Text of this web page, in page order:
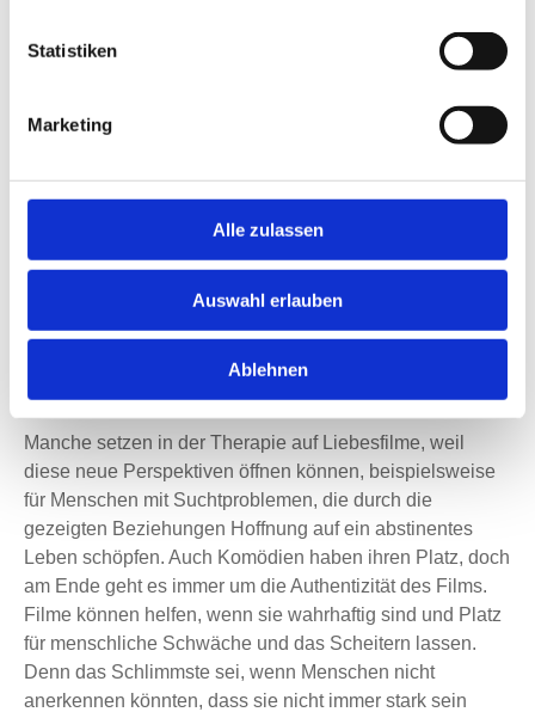
Statistiken
Marketing
Alle zulassen
Auswahl erlauben
Ablehnen
Leid, Liebe und Lachen: Filme als
Weg zur Selbstfindung
In der Psychosomatik hat die Cinetherapie als
an Bedeutung gewonnen.
bringt, sondern oft das Eintauchen in Geschichten, die
uns unsere eigenen Schwächen und Nöte vor Augen
führen. Gerade Filme, die sich mit Leidzuständen
spielen dabei fast immer eine Rolle, und indem wir diese
Gefühle auf der Leinwand erleben, können wir lernen, sie
anzunehmen und mit ihnen umzugehen.
Manche setzen in der Therapie auf Liebesfilme, weil
diese neue Perspektiven öffnen können, beispielsweise
für Menschen mit Suchtproblemen, die durch die
gezeigten Beziehungen Hoffnung auf ein abstinentes
Leben schöpfen. Auch Komödien haben ihren Platz, doch
am Ende geht es immer um die Authentizität des Films.
Filme können helfen, wenn sie wahrhaftig sind und Platz
für menschliche Schwäche und das Scheitern lassen.
Denn das Schlimmste sei, wenn Menschen nicht
anerkennen könnten, dass sie nicht immer stark sein